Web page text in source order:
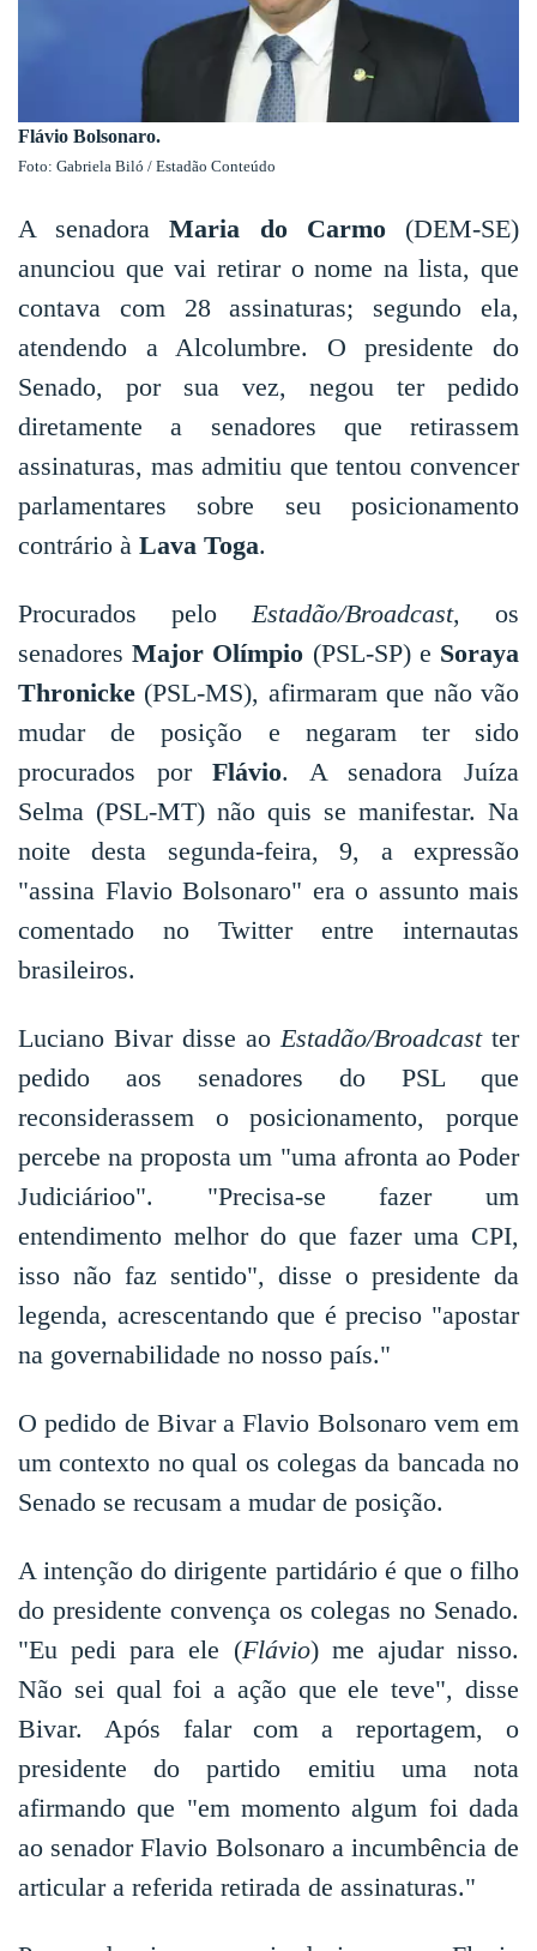
Flávio Bolsonaro.
Foto: Gabriela Biló / Estadão Conteúdo
A senadoraMaria do Carmo(DEM-SE)
anunciou que vai retirar o nome na lista, que
contava com 28 assinaturas; segundo ela,
atendendo a Alcolumbre. O presidente do
Senado, por sua vez, negou ter pedido
diretamente a senadores que retirassem
assinaturas, mas admitiu que tentou convencer
parlamentares sobre seu posicionamento
contrário à Lava Toga.
Procurados pelo Estadão/Broadcast, os
senadoresMajor Olímpio (PSL-SP) e Soraya
Thronicke (PSL-MS), afirmaram que não vão
mudar de posição e negaram ter sido
procurados porFlávio. A senadora Juíza
Selma (PSL-MT) não quis se manifestar. Na
noite desta segunda-feira, 9, a expressão
"assina Flavio Bolsonaro" era o assunto mais
comentado no Twitter entre internautas
brasileiros.
Luciano Bivar disse ao Estadão/Broadcastter
pedido aos senadores do PSL que
reconsiderassem o posicionamento, porque
percebe na proposta um "uma afronta ao Poder
Judiciárioo". "Precisa-se fazer um
entendimento melhor do que fazer uma CPI,
isso não faz sentido", disse o presidente da
legenda, acrescentando que é preciso "apostar
na governabilidade no nosso país."
O pedido de Bivar a Flavio Bolsonaro vem em
um contexto no qual os colegas da bancada no
Senado se recusam a mudar de posição.
A intenção do dirigente partidário é que o filho
do presidente convença os colegas no Senado.
"Eu pedi para ele (Flávio) me ajudar nisso.
Não sei qual foi a ação que ele teve", disse
Bivar. Após falar com a reportagem, o
presidente do partido emitiu uma nota
afirmando que "em momento algum foi dada
ao senador Flavio Bolsonaro a incumbência de
articular a referida retirada de assinaturas."